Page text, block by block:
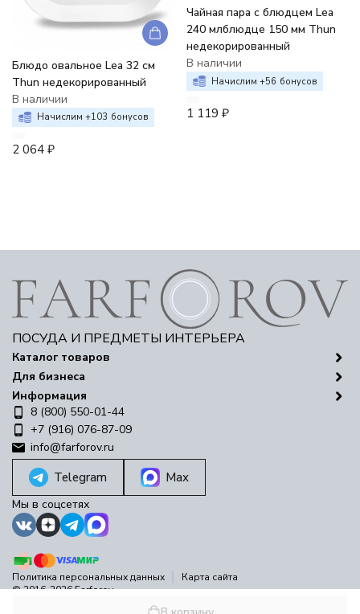
Блюдо овальное Lea 32 см
Thun недекорированный
В наличии
Начислим +103 бонусов
2 064 ₽
Чайная пара с блюдцем Lea
240 млблюдце 150 мм Thun
недекорированный
В наличии
Начислим +56 бонусов
1 119 ₽
ПОСУДА И ПРЕДМЕТЫ ИНТЕРЬЕРА
Каталог товаров
Для бизнеса
Информация
8 (800) 550-01-44
+7 (916) 076-87-09
info@farforov.ru
Telegram Max
Мы в соцсетях
Политика персональных данных
Карта сайта
© 2016-2026 Farforov